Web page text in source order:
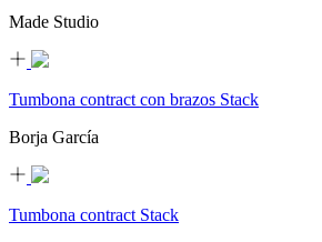
Made Studio
Tumbona contract con brazos Stack
Borja García
Tumbona contract Stack